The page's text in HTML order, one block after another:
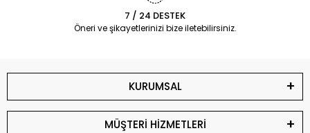
7 / 24 DESTEK
Öneri ve şikayetlerinizi bize iletebilirsiniz.
KURUMSAL
MÜŞTERİ HİZMETLERİ